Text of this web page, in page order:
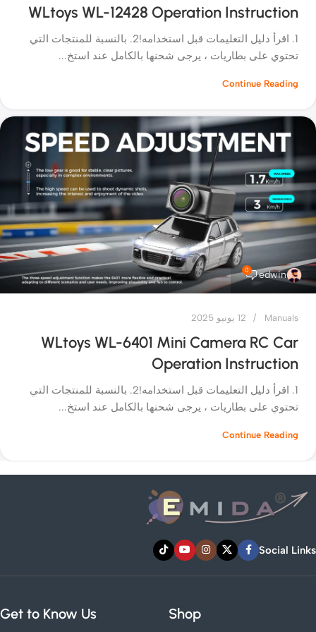
WLtoys WL-12428 Operation Instruction
1. اقرأ دليل التعليمات قبل استخدامه!2. بالنسبة للمنتجات التي
تحتوي على بطاريات ، يرجى شحنها بالكامل عند استخ...
Continue Reading
edwin
0
Manuals 12 يونيو 2025
WLtoys WL-6401 Mini Camera RC Car
Operation Instruction
1. اقرأ دليل التعليمات قبل استخدامه!2. بالنسبة للمنتجات التي
تحتوي على بطاريات ، يرجى شحنها بالكامل عند استخ...
Continue Reading
Social Links
Get to Know Us Shop